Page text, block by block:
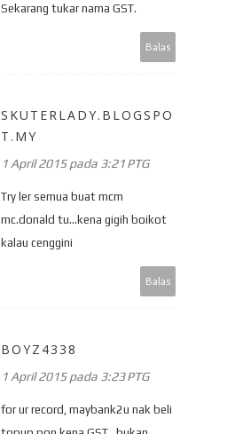
Sekarang tukar nama GST.
Balas
SKUTERLADY.BLOGSPO
T.MY
1 April 2015 pada 3:21 PTG
Try ler semua buat mcm
mc.donald tu...kena gigih boikot
kalau cenggini
Balas
BOYZ4338
1 April 2015 pada 3:23 PTG
for ur record, maybank2u nak beli